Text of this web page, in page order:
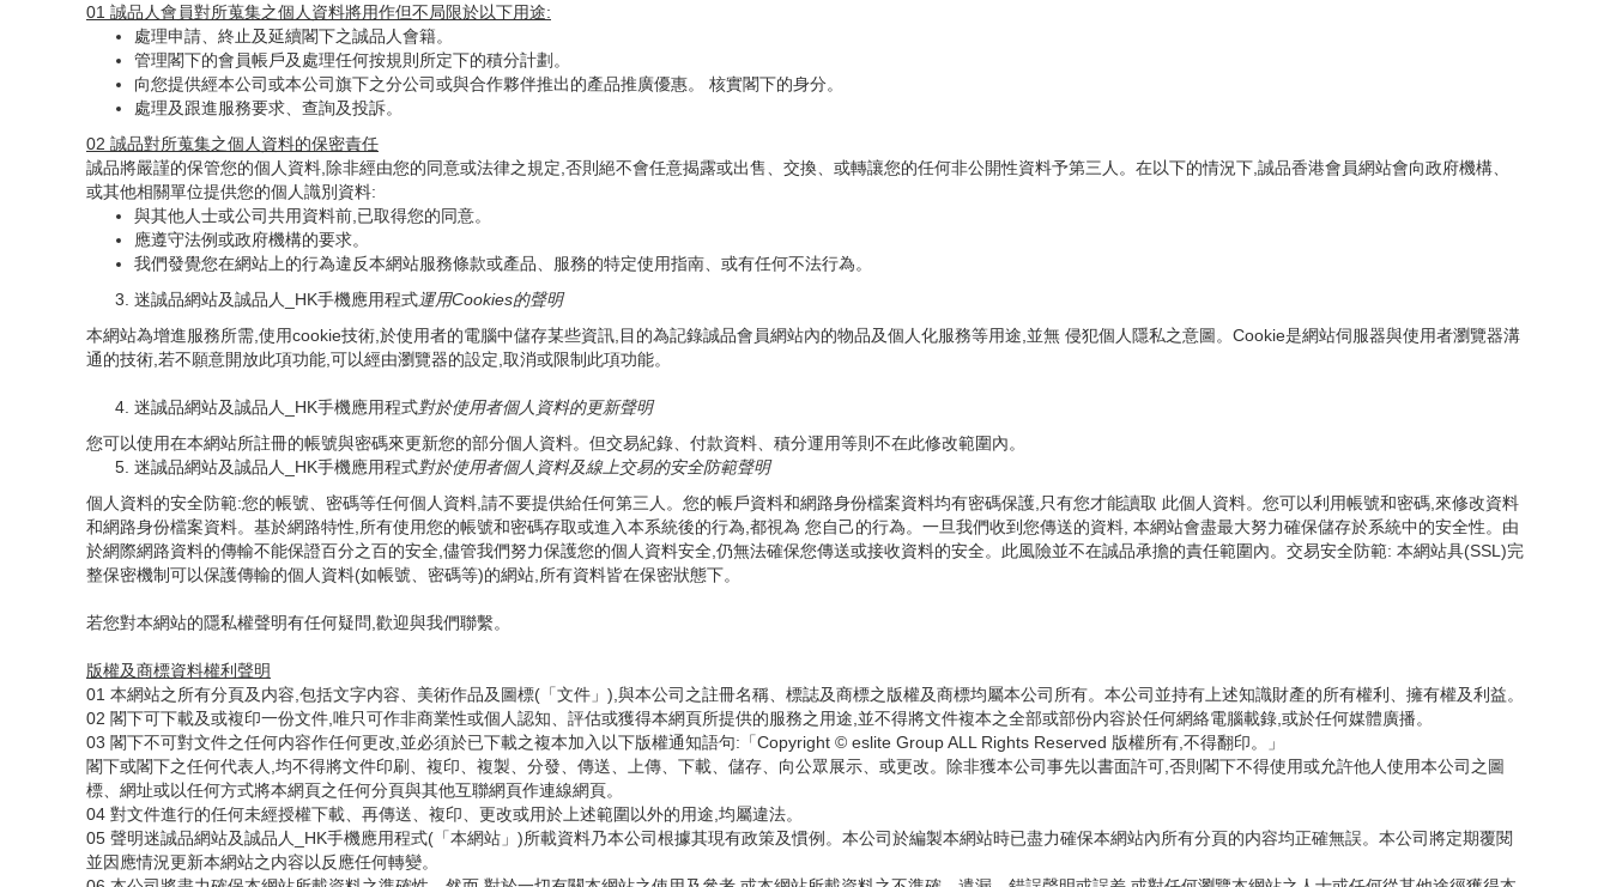
01 誠品人會員對所蒐集之個人資料將用作但不局限於以下用途:
處理申請、終止及延續閣下之誠品人會籍。
管理閣下的會員帳戶及處理任何按規則所定下的積分計劃。
向您提供經本公司或本公司旗下之分公司或與合作夥伴推出的產品推廣優惠。 核實閣下的身分。
處理及跟進服務要求、查詢及投訴。
02 誠品對所蒐集之個人資料的保密責任
誠品將嚴謹的保管您的個人資料,除非經由您的同意或法律之規定,否則絕不會任意揭露或出售、交換、或轉讓您的任何非公開性資料予第三人。在以下的情況下,誠品香港會員網站會向政府機構、
或其他相關單位提供您的個人識別資料:
與其他人士或公司共用資料前,已取得您的同意。
應遵守法例或政府機構的要求。
我們發覺您在網站上的行為違反本網站服務條款或產品、服務的特定使用指南、或有任何不法行為。
迷誠品網站及誠品人_HK手機應用程式運用Cookies的聲明
本網站為增進服務所需,使用cookie技術,於使用者的電腦中儲存某些資訊,目的為記錄誠品會員網站內的物品及個人化服務等用途,並無 侵犯個人隱私之意圖。Cookie是網站伺服器與使用者瀏覽器溝
通的技術,若不願意開放此項功能,可以經由瀏覽器的設定,取消或限制此項功能。
迷誠品網站及誠品人_HK手機應用程式對於使用者個人資料的更新聲明
您可以使用在本網站所註冊的帳號與密碼來更新您的部分個人資料。但交易紀錄、付款資料、積分運用等則不在此修改範圍內。
迷誠品網站及誠品人_HK手機應用程式對於使用者個人資料及線上交易的安全防範聲明
個人資料的安全防範:您的帳號、密碼等任何個人資料,請不要提供給任何第三人。您的帳戶資料和網路身份檔案資料均有密碼保護,只有您才能讀取 此個人資料。您可以利用帳號和密碼,來修改資料
和網路身份檔案資料。基於網路特性,所有使用您的帳號和密碼存取或進入本系統後的行為,都視為 您自己的行為。一旦我們收到您傳送的資料, 本網站會盡最大努力確保儲存於系統中的安全性。由
於網際網路資料的傳輸不能保證百分之百的安全,儘管我們努力保護您的個人資料安全,仍無法確保您傳送或接收資料的安全。此風險並不在誠品承擔的責任範圍內。交易安全防範: 本網站具(SSL)完
整保密機制可以保護傳輸的個人資料(如帳號、密碼等)的網站,所有資料皆在保密狀態下。
若您對本網站的隱私權聲明有任何疑問,歡迎與我們聯繫。
版權及商標資料權利聲明
01 本網站之所有分頁及内容,包括文字内容、美術作品及圖標(「文件」),與本公司之註冊名稱、標誌及商標之版權及商標均屬本公司所有。本公司並持有上述知識財產的所有權利、擁有權及利益。
02 閣下可下載及或複印一份文件,唯只可作非商業性或個人認知、評估或獲得本網頁所提供的服務之用途,並不得將文件複本之全部或部份内容於任何網絡電腦載錄,或於任何媒體廣播。
03 閣下不可對文件之任何内容作任何更改,並必須於已下載之複本加入以下版權通知語句:「Copyright © eslite Group ALL Rights Reserved 版權所有,不得翻印。」
閣下或閣下之任何代表人,均不得將文件印刷、複印、複製、分發、傳送、上傳、下載、儲存、向公眾展示、或更改。除非獲本公司事先以書面許可,否則閣下不得使用或允許他人使用本公司之圖
標、網址或以任何方式將本網頁之任何分頁與其他互聯網頁作連線網頁。
04 對文件進行的任何未經授權下載、再傳送、複印、更改或用於上述範圍以外的用途,均屬違法。
05 聲明迷誠品網站及誠品人_HK手機應用程式(「本網站」)所載資料乃本公司根據其現有政策及慣例。本公司於編製本網站時已盡力確保本網站內所有分頁的内容均正確無誤。本公司將定期覆閱
並因應情況更新本網站之内容以反應任何轉變。